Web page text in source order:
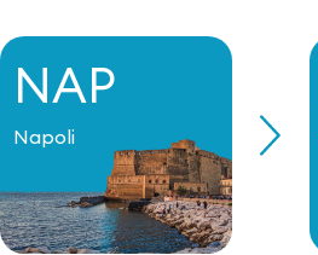
NAP
Napoli